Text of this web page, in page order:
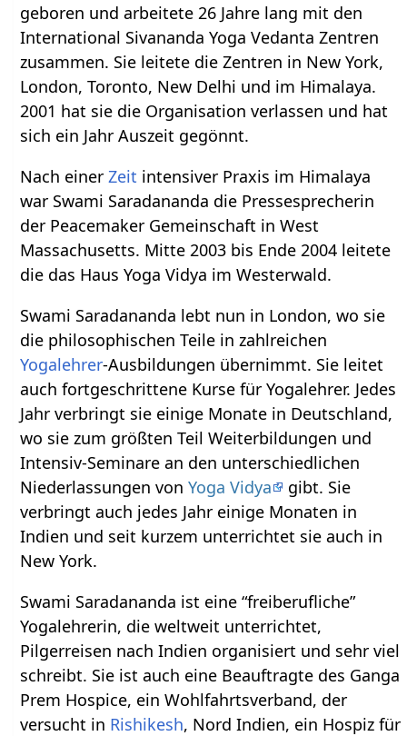
geboren und arbeitete 26 Jahre lang mit den
International Sivananda Yoga Vedanta Zentren
zusammen. Sie leitete die Zentren in New York,
London, Toronto, New Delhi und im Himalaya.
2001 hat sie die Organisation verlassen und hat
sich ein Jahr Auszeit gegönnt.
Nach einerZeit intensiver Praxis im Himalaya
war Swami Saradananda die Pressesprecherin
der Peacemaker Gemeinschaft in West
Massachusetts. Mitte 2003 bis Ende 2004 leitete
die das Haus Yoga Vidya im Westerwald.
Swami Saradananda lebt nun in London, wo sie
die philosophischen Teile in zahlreichen
Yogalehrer-Ausbildungen übernimmt. Sie leitet
auch fortgeschrittene Kurse für Yogalehrer. Jedes
Jahr verbringt sie einige Monate in Deutschland,
wo sie zum größten Teil Weiterbildungen und
Intensiv-Seminare an den unterschiedlichen
Niederlassungen vonYoga Vidya
gibt. Sie
verbringt auch jedes Jahr einige Monaten in
Indien und seit kurzem unterrichtet sie auch in
New York.
Swami Saradananda ist eine “freiberufliche”
Yogalehrerin, die weltweit unterrichtet,
Pilgerreisen nach Indien organisiert und sehr viel
schreibt. Sie ist auch eine Beauftragte des Ganga
Prem Hospice, ein Wohlfahrtsverband, der
versucht in Rishikesh, Nord Indien, ein Hospiz für